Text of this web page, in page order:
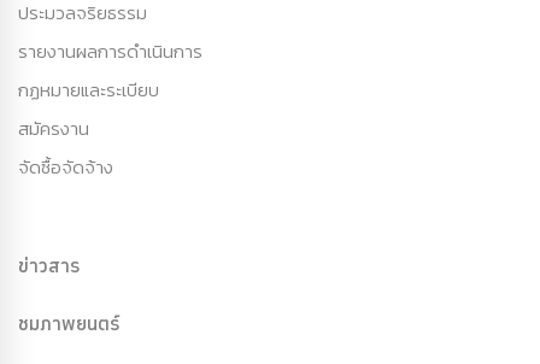
ประมวลจริยธรรม
รายงานผลการดำเนินการ
กฏหมายและระเบียบ
สมัครงาน
จัดซื้อจัดจ้าง
ข่าวสาร
ชมภาพยนตร์